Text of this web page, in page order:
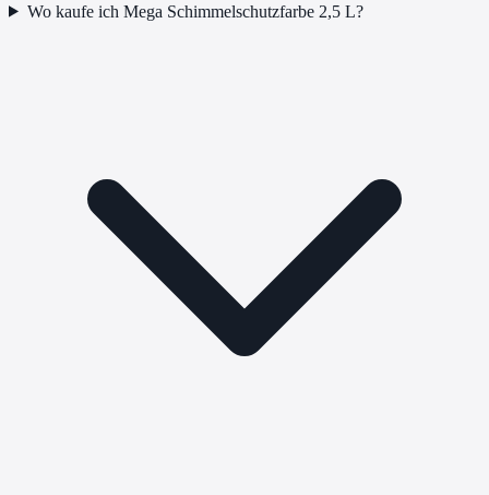
Wo kaufe ich Mega Schimmelschutzfarbe 2,5 L?